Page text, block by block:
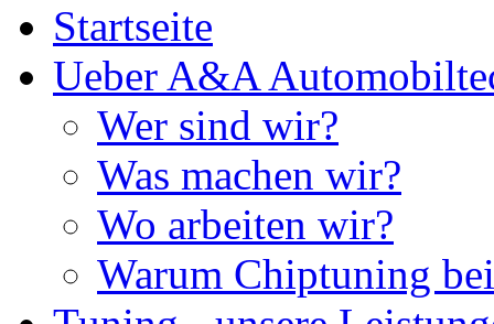
Startseite
Ueber A&A
Wer sind wir?
Was machen wir?
Wo arbeiten wir?
Warum Chiptuning